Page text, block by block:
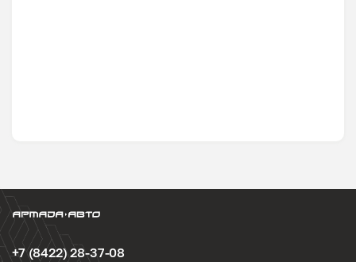
+7 (8422) 28-37-08